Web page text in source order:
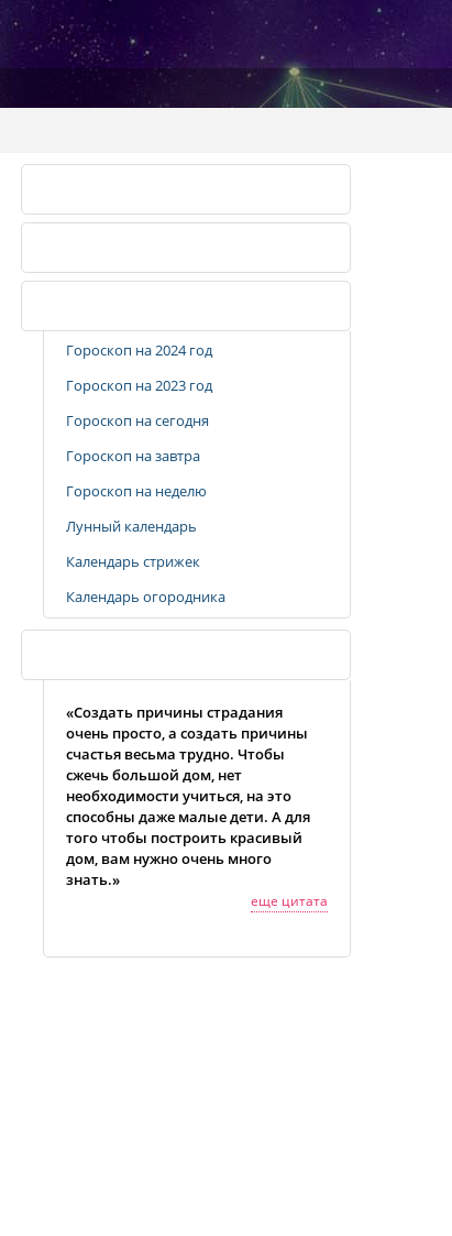
Гороскоп на 2024 год
Гороскоп на 2023 год
Гороскоп на сегодня
Гороскоп на завтра
Гороскоп на неделю
Лунный календарь
Календарь стрижек
Календарь огородника
«Создать причины страдания
очень просто, а создать причины
счастья весьма трудно. Чтобы
сжечь большой дом, нет
необходимости учиться, на это
способны даже малые дети. А для
того чтобы построить красивый
дом, вам нужно очень много
знать.»
еще цитата